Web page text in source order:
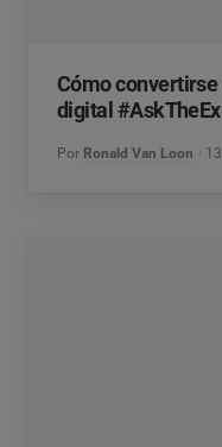
Cómo
digital
Por Ronald Van Loon